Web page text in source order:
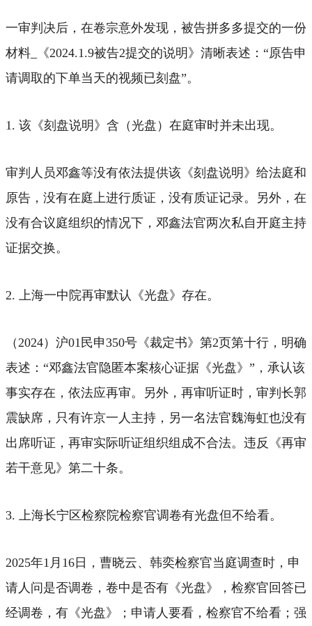
一审判决后，在卷宗意外发现，被告拼多多提交的一份
材料_《2024.1.9被告2提交的说明》清晰表述：“原告申
请调取的下单当天的视频已刻盘”。
1. 该《刻盘说明》含（光盘）在庭审时并未出现。
审判人员邓鑫等没有依法提供该《刻盘说明》给法庭和
原告，没有在庭上进行质证，没有质证记录。另外，在
没有合议庭组织的情况下，邓鑫法官两次私自开庭主持
证据交换。
2. 上海一中院再审默认《光盘》存在。
（2024）沪01民申350号《裁定书》第2页第十行，明确
表述：“邓鑫法官隐匿本案核心证据《光盘》”，承认该
事实存在，依法应再审。另外，再审听证时，审判长郭
震缺席，只有许京一人主持，另一名法官魏海虹也没有
出席听证，再审实际听证组织组成不合法。违反《再审
若干意见》第二十条。
3. 上海长宁区检察院检察官调卷有光盘但不给看。
2025年1月16日，曹晓云、韩奕检察官当庭调查时，申
请人问是否调卷，卷中是否有《光盘》，检察官回答已
经调卷，有《光盘》；申请人要看，检察官不给看；强